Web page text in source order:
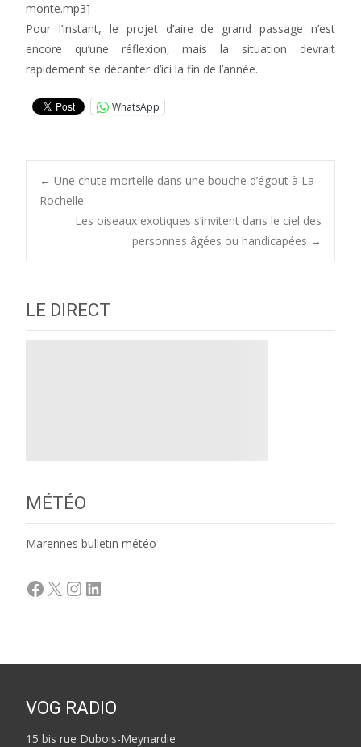
monte.mp3]
Pour l’instant, le projet d’aire de grand passage n’est
encore qu’une réflexion, mais la situation devrait
rapidement se décanter d’ici la fin de l’année.
WhatsApp
Post
navigation
← Une chute mortelle dans une bouche d’égout à La
Rochelle
Les oiseaux exotiques s’invitent dans le ciel des
personnes âgées ou handicapées →
LE DIRECT
MÉTÉO
Marennes bulletin météo
Facebook
X Instagram
LinkedIn
VOG RADIO
15 bis rue Dubois-Meynardie